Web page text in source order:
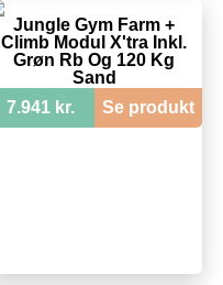
Jungle Gym Farm +
Climb Modul X'tra Inkl.
Grøn Rb Og 120 Kg
Sand
7.941 kr.
Se produkt